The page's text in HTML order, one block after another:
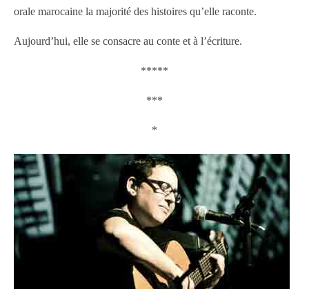
orale marocaine la majorité des histoires qu’elle raconte.
Aujourd’hui, elle se consacre au conte et à l’écriture.
*****
***
*